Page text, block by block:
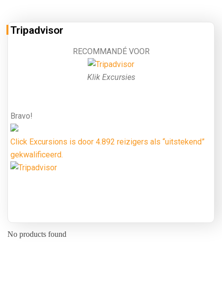
Tripadvisor
RECOMMANDÉ VOOR
Klik Excursies
Bravo!
Click Excursions is door 4.892 reizigers als “uitstekend”
gekwalificeerd.
No products found